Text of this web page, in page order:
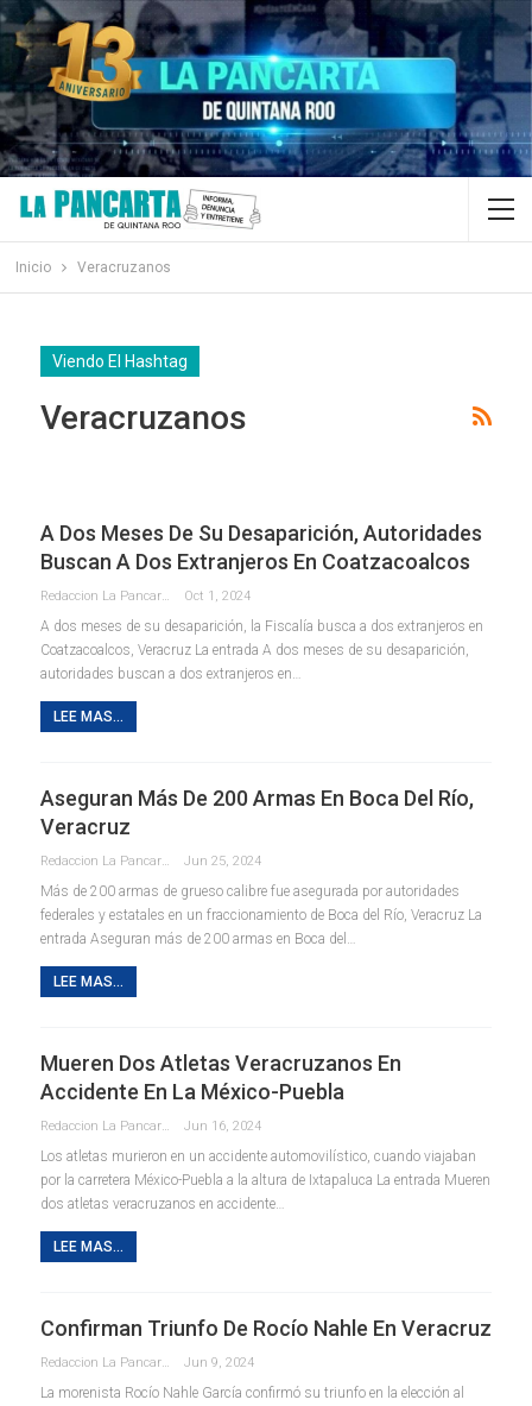
Inicio Veracruzanos
Viendo El Hashtag
Veracruzanos
A Dos Meses De Su Desaparición, Autoridades
Buscan A Dos Extranjeros En Coatzacoalcos
Redaccion La Pancarta De Quintana Roo Oct 1, 2024
A dos meses de su desaparición, la Fiscalía busca a dos extranjeros en
Coatzacoalcos, Veracruz La entrada A dos meses de su desaparición,
autoridades buscan a dos extranjeros en…
LEE MAS...
Aseguran Más De 200 Armas En Boca Del Río,
Veracruz
Redaccion La Pancarta De Quintana Roo Jun 25, 2024
Más de 200 armas de grueso calibre fue asegurada por autoridades
federales y estatales en un fraccionamiento de Boca del Río, Veracruz La
entrada Aseguran más de 200 armas en Boca del…
LEE MAS...
Mueren Dos Atletas Veracruzanos En
Accidente En La México-Puebla
Redaccion La Pancarta De Quintana Roo Jun 16, 2024
Los atletas murieron en un accidente automovilístico, cuando viajaban
por la carretera México-Puebla a la altura de Ixtapaluca La entrada Mueren
dos atletas veracruzanos en accidente…
LEE MAS...
Confirman Triunfo De Rocío Nahle En Veracruz
Redaccion La Pancarta De Quintana Roo Jun 9, 2024
La morenista Rocío Nahle García confirmó su triunfo en la elección al